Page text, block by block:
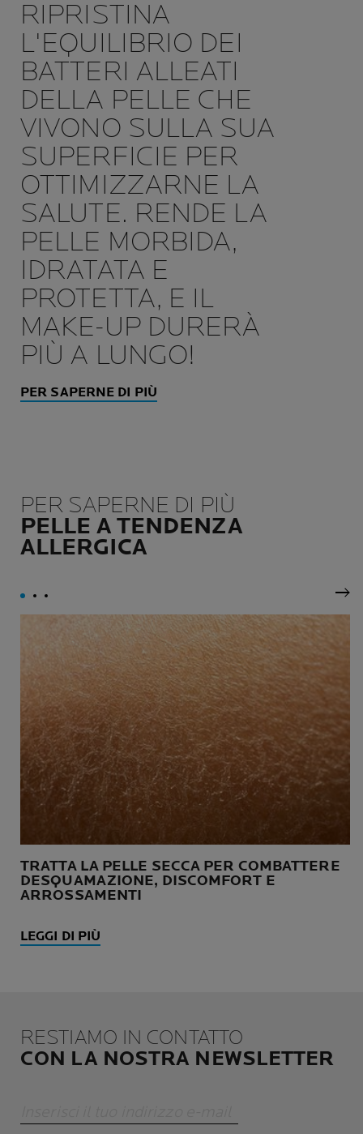
RIPRISTINA
L'EQUILIBRIO DEI
BATTERI ALLEATI
DELLA PELLE CHE
VIVONO SULLA SUA
SUPERFICIE PER
OTTIMIZZARNE LA
SALUTE. RENDE LA
PELLE MORBIDA,
IDRATATA E
PROTETTA, E IL
MAKE-UP DURERÀ
PIÙ A LUNGO!
PER SAPERNE DI PIÙ
PER SAPERNE DI PIÙ
PELLE A TENDENZA
ALLERGICA
TRATTA LA PELLE SECCA PER COMBATTERE
DESQUAMAZIONE, DISCOMFORT E
ARROSSAMENTI
LEGGI DI PIÙ
RESTIAMO IN CONTATTO
CON LA NOSTRA NEWSLETTER